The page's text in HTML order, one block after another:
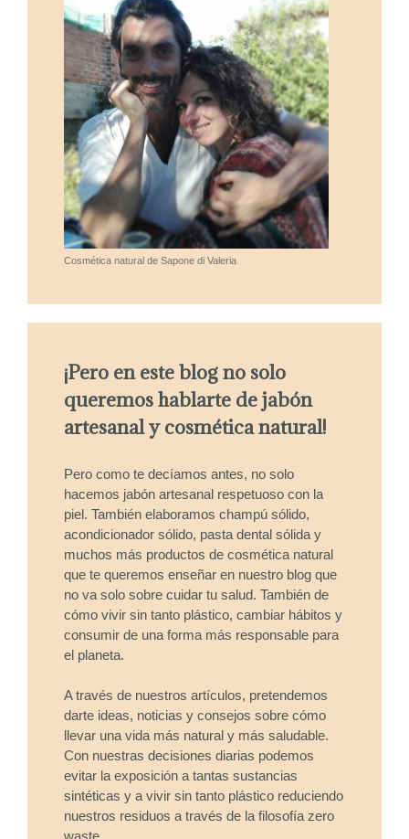
Cosmética natural de Sapone di Valeria
¡Pero en este blog no solo
queremos hablarte de jabón
artesanal y cosmética natural!
Pero como te decíamos antes, no solo
hacemos jabón artesanal respetuoso con la
piel. También elaboramos champú sólido,
acondicionador sólido, pasta dental sólida y
muchos más productos de cosmética natural
que te queremos enseñar en nuestro blog que
no va solo sobre cuidar tu salud. También de
cómo vivir sin tanto plástico, cambiar hábitos y
consumir de una forma más responsable para
el planeta.
A través de nuestros artículos, pretendemos
darte ideas, noticias y consejos sobre cómo
llevar una vida más natural y más saludable.
Con nuestras decisiones diarias podemos
evitar la exposición a tantas sustancias
sintéticas y a vivir sin tanto plástico reduciendo
nuestros residuos a través de la filosofía zero